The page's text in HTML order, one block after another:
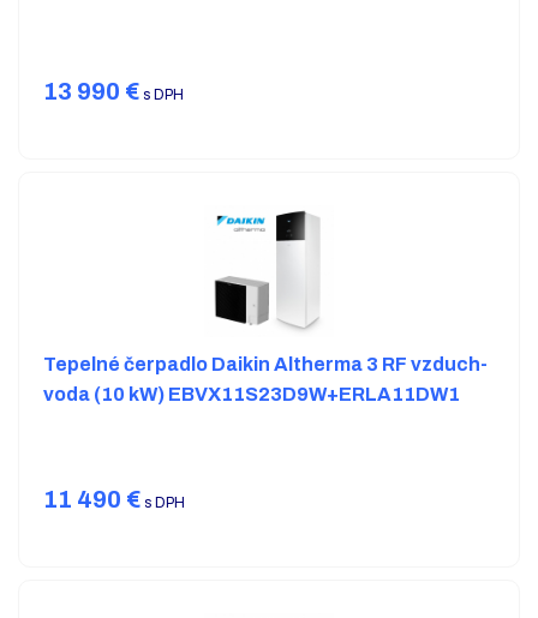
13 990 € s DPH
Tepelné čerpadlo Daikin Altherma 3 RF vzduch-
voda (10 kW) EBVX11S23D9W+ERLA11DW1
11 490 € s DPH